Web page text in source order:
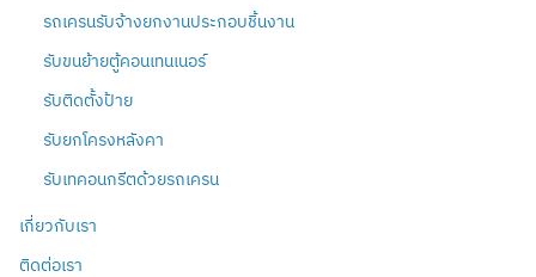
รถเครนรับจ้างยกงานประกอบชิ้นงาน
รับขนย้ายตู้คอนเทนเนอร์
รับติดตั้งป้าย
รับยกโครงหลังคา
รับเทคอนกรีตด้วยรถเครน
เกี่ยวกับเรา
ติดต่อเรา